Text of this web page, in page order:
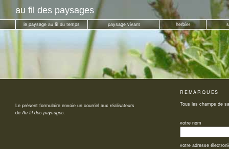
au fil des paysages
le paysage au fil du temps paysage vivant herbier
REMARQUES
Tous les champs de
votre nom
votre adresse
Le présent formulaire envoie un courriel aux réalisateurs
de Au fil des paysages.